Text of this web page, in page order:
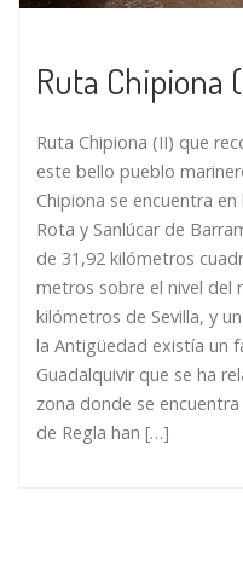
Ruta Chipiona
Ruta Chipiona (II) que
este bello pueblo
Chipiona se encuentra
Rota y Sanlúcar de
de 31,92 kilómetros
metros sobre el nivel del
kilómetros de Sevilla, y
la Antigüedad existía un
Guadalquivir que se ha
zona donde se
de Regla han […]